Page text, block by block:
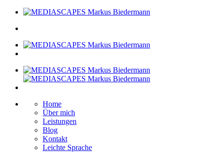
Home
Über mich
Leistungen
Blog
Kontakt
Leichte Sprache